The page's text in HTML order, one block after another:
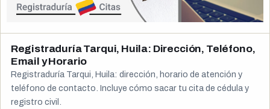
Registraduría Tarqui, Huila: Dirección, Teléfono,
Email y Horario
Registraduría Tarqui, Huila: dirección, horario de atención y
teléfono de contacto. Incluye cómo sacar tu cita de cédula y
registro civil.